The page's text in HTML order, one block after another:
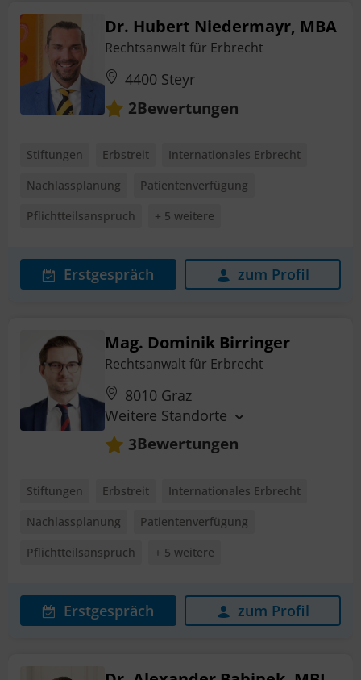
Dr. Hubert Niedermayr, MBA
Rechtsanwalt für Erbrecht
4400 Steyr
2Bewertungen
Stiftungen Erbstreit
Internationales Erbrecht
Nachlassplanung
Patientenverfügung
Pflichtteilsanspruch
+ 5 weitere
Erstgespräch zum Profil
Mag. Dominik Birringer
Rechtsanwalt für Erbrecht
8010 Graz
Weitere Standorte
3Bewertungen
Stiftungen Erbstreit
Internationales Erbrecht
Nachlassplanung
Patientenverfügung
Pflichtteilsanspruch
+ 5 weitere
Erstgespräch zum Profil